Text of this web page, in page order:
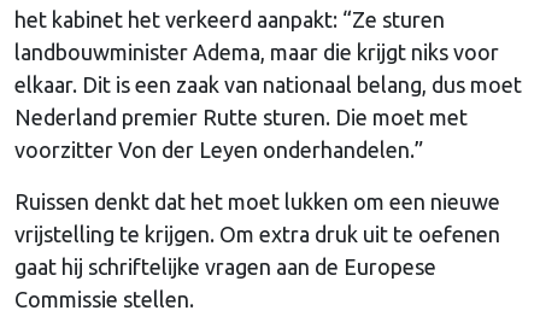
het kabinet het verkeerd aanpakt: “Ze sturen
landbouwminister Adema, maar die krijgt niks voor
elkaar. Dit is een zaak van nationaal belang, dus moet
Nederland premier Rutte sturen. Die moet met
voorzitter Von der Leyen onderhandelen.”
Ruissen denkt dat het moet lukken om een nieuwe
vrijstelling te krijgen. Om extra druk uit te oefenen
gaat hij schriftelijke vragen aan de Europese
Commissie stellen.